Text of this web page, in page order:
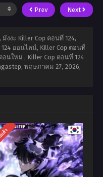
Prev Next
งงะ Killer Cop ตอนที่ 124,
ออนไลน์, Killer Cop ตอนที่
นใหม่ , Killer Cop ตอนที่ 124
พฤษภาคม 27, 2026,
ล้ว